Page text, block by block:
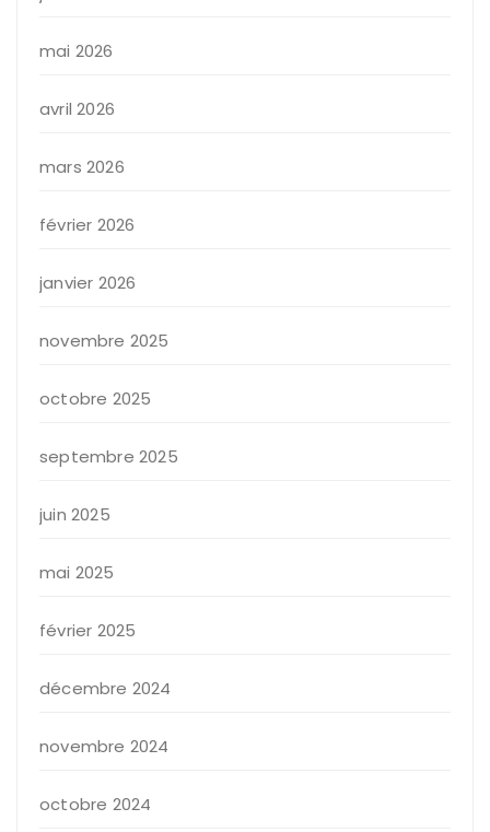
mai 2026
avril 2026
mars 2026
février 2026
janvier 2026
novembre 2025
octobre 2025
septembre 2025
juin 2025
mai 2025
février 2025
décembre 2024
novembre 2024
octobre 2024